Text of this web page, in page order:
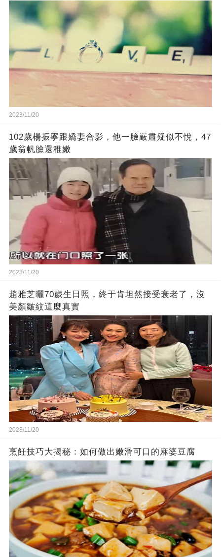
2023/11/20
102歲楊振寧跟嬌妻合影，他一臉嚴肅疑似不悅，47
歲翁帆臉還稚嫩
2023/11/20
趙雅芝曬70歲生日照，終于肯坦然接受衰老了，沒
美顏皺紋這麼真實
2023/11/20
烹飪技巧大揭秘：如何做出嫩滑可口的麻婆豆腐